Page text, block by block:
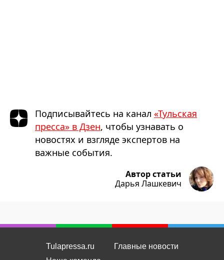
Подписывайтесь на канал «Тульская
пресса» в Дзен, чтобы узнавать о
новостях и взгляде экспертов на
важные события.
Автор статьи
Дарья Лашкевич
Tulapressa.ru
Главные новости